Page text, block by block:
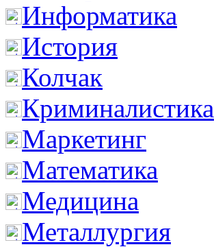
Информатика
История
Колчак
Криминалистика
Маркетинг
Математика
Медицина
Металлургия